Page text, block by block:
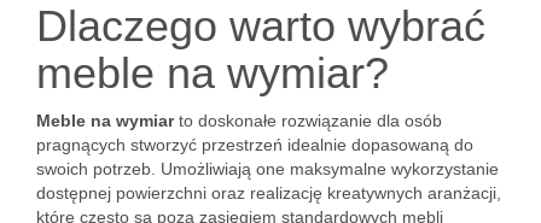
Dlaczego warto wybrać
meble na wymiar?
Meble na wymiarto doskonałe rozwiązanie dla osób
pragnących stworzyć przestrzeń idealnie dopasowaną do
swoich potrzeb. Umożliwiają one maksymalne wykorzystanie
dostępnej powierzchni oraz realizację kreatywnych aranżacji,
które często są poza zasięgiem standardowych mebli